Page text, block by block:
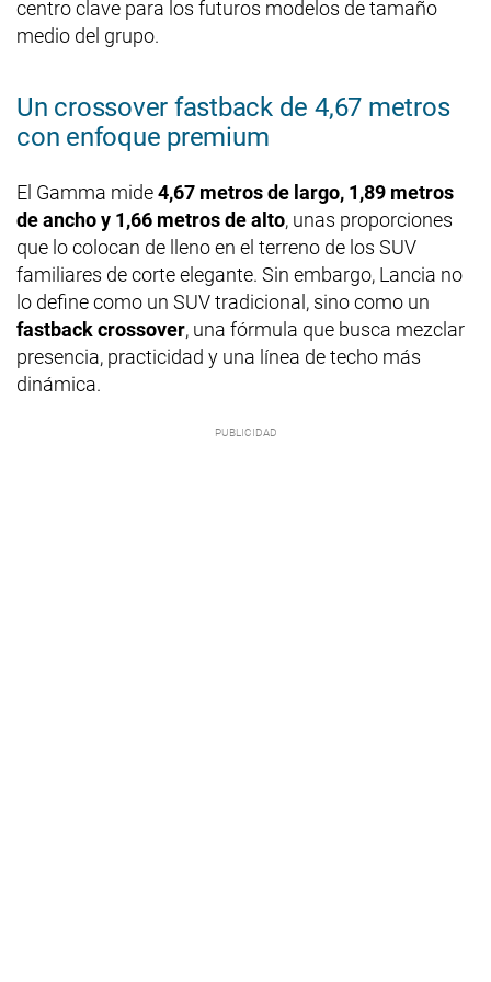
centro clave para los futuros modelos de tamaño
medio del grupo.
Un crossover fastback de 4,67 metros
con enfoque premium
El Gamma mide4,67 metros de largo, 1,89 metros
de ancho y 1,66 metros de alto, unas proporciones
que lo colocan de lleno en el terreno de los SUV
familiares de corte elegante. Sin embargo, Lancia no
lo define como un SUV tradicional, sino como un
fastback crossover, una fórmula que busca mezclar
presencia, practicidad y una línea de techo más
dinámica.